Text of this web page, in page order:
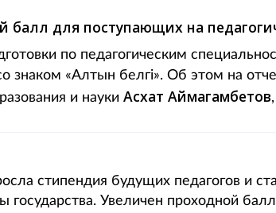
балл для поступающих на
по педагогическим
знаком «Алтын белгі». Об этом на
и науки Асхат Аймагамбетов
стипендия будущих педагогов и
государства. Увеличен проходной